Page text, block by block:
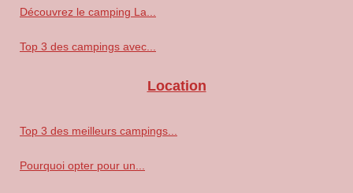
Découvrez le camping La...
Top 3 des campings avec...
Location
Top 3 des meilleurs campings...
Pourquoi opter pour un...